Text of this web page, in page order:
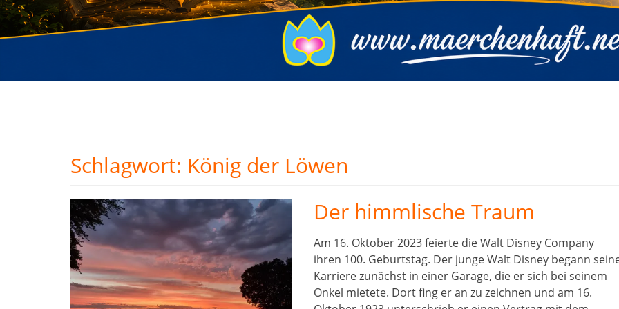
Schlagwort: König der Löwen
Der himmlische Traum
Am 16. Oktober 2023 feierte die Walt Disney Company
ihren 100. Geburtstag. Der junge Walt Disney begann
Karriere zunächst in einer Garage, die er sich bei seinem
Onkel mietete. Dort fing er an zu zeichnen und am 16.